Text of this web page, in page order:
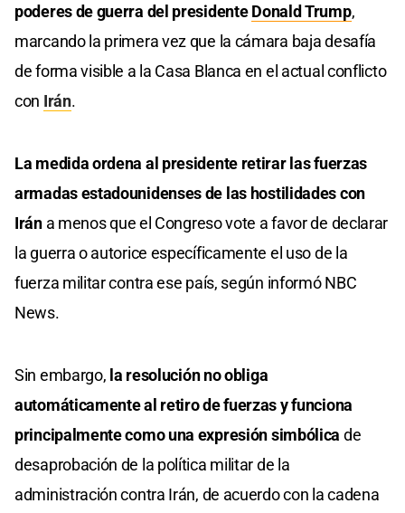
poderes de guerra del presidenteDonald Trump,
marcando la primera vez que la cámara baja desafía
de forma visible a la Casa Blanca en el actual conflicto
con Irán.
La medida ordena al presidente retirar las fuerzas
armadas estadounidenses de las hostilidades con
Irána menos que el Congreso vote a favor de declarar
la guerra o autorice específicamente el uso de la
fuerza militar contra ese país, según informó NBC
News.
Sin embargo, la resolución no obliga
automáticamente al retiro de fuerzas y funciona
principalmente como una expresión simbólica de
desaprobación de la política militar de la
administración contra Irán, de acuerdo con la cadena